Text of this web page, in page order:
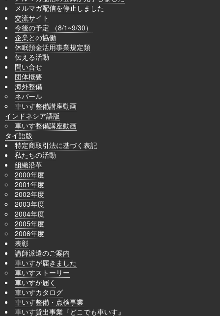
メルマガ配信を停止しました
交流サイト
今後の予定 （8/1~9/30）
企業との協働
休眠預金活用事業規定類
伝える活動
問い合せ
団体概要
海外整備
ネパール
車いす整備講座動画
インドネシア語版
車いす整備講座動画
タイ語版
特定商取引法に基づく表記
私たちの活動
組織沿革
2000年度
2001年度
2002年度
2003年度
2004年度
2005年度
2006年度
表彰
講師派遣のご案内
車いすが届きました
車いすストーリー
車いすが届く
車いすカタログ
車いす整備・点検事業
車いす貸出事業『どこでも車いす』